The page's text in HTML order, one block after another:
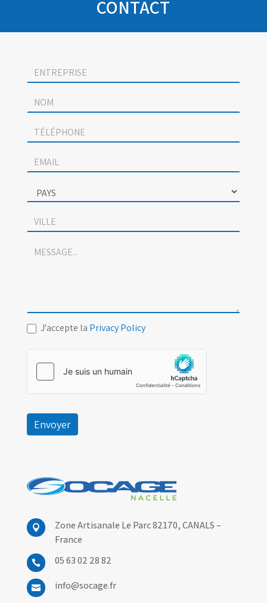
CONTACT
Socage
contact
J'accepte la Privacy Policy
Envoyer
 Zone Artisanale Le Parc 82170,CANALS –
France
 05 63 02 28 82
 info@socage.fr